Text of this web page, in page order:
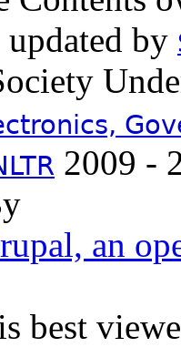
by
2009 -
best